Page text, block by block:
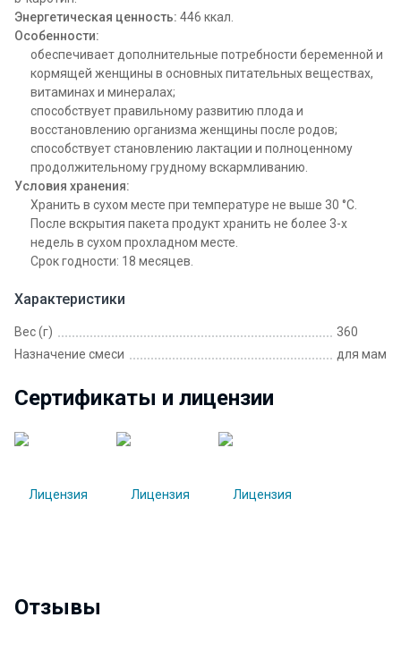
Энергетическая ценность: 446 ккал.
Особенности:
обеспечивает дополнительные потребности беременной и
кормящей женщины в основных питательных веществах,
витаминах и минералах;
способствует правильному развитию плода и
восстановлению организма женщины после родов;
способствует становлению лактации и полноценному
продолжительному грудному вскармливанию.
Условия хранения:
Хранить в сухом месте при температуре не выше 30 °C.
После вскрытия пакета продукт хранить не более 3-х
недель в сухом прохладном месте.
Срок годности: 18 месяцев.
Характеристики
Вес (г)
360
Назначение смеси
для мам
Сертификаты и лицензии
Отзывы